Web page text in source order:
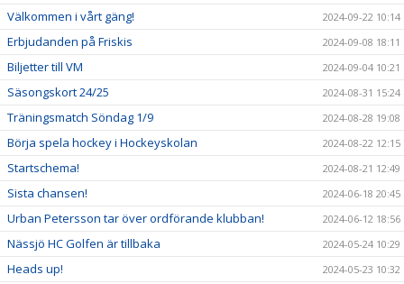
Välkommen i vårt gäng! 2024-09-22 10:14
Erbjudanden på Friskis 2024-09-08 18:11
Biljetter till VM 2024-09-04 10:21
Säsongskort 24/25 2024-08-31 15:24
Träningsmatch Söndag 1/9 2024-08-28 19:08
Börja spela hockey i Hockeyskolan 2024-08-22 12:15
Startschema! 2024-08-21 12:49
Sista chansen! 2024-06-18 20:45
Urban Petersson tar över ordförande klubban! 2024-06-12 18:56
Nässjö HC Golfen är tillbaka 2024-05-24 10:29
Heads up! 2024-05-23 10:32